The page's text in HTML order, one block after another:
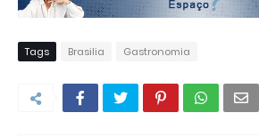
Tags Brasilia Gastronomia